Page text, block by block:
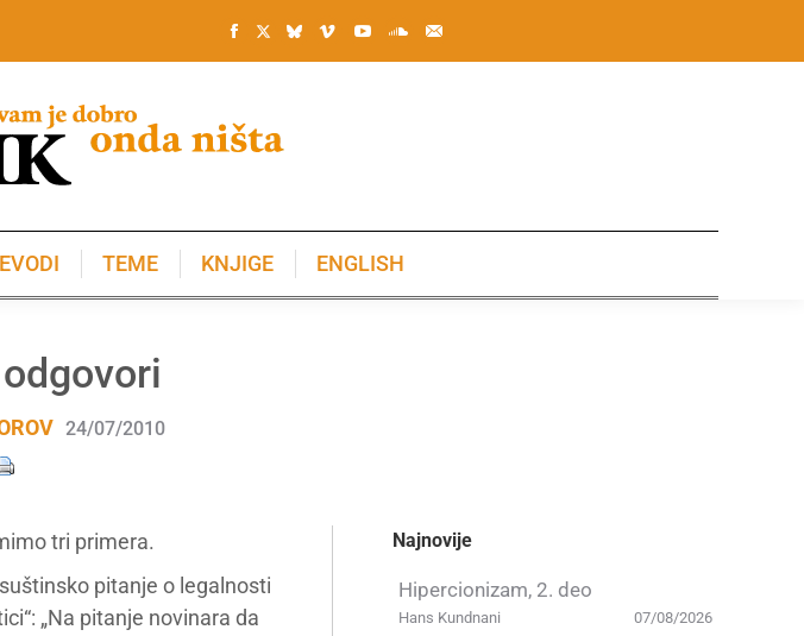
TEME KNJIGE ENGLISH
24/07/2010
tri primera.
pitanje o legalnosti
„Na pitanje novinara da
Najnovije
Hipercionizam, 2. deo
07/08/2026
Hans Kundnani
KNJIGE ENGLISH